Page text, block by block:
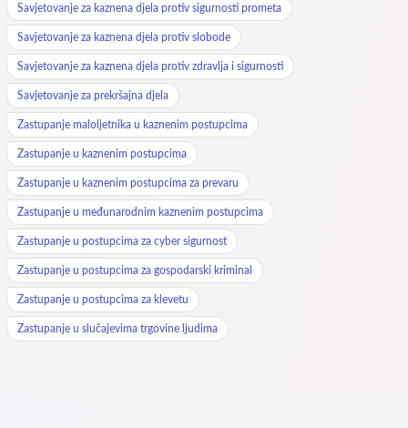
Savjetovanje za kaznena djela protiv sigurnosti prometa
Savjetovanje za kaznena djela protiv slobode
Savjetovanje za kaznena djela protiv zdravlja i sigurnosti
Savjetovanje za prekršajna djela
Zastupanje maloljetnika u kaznenim postupcima
Zastupanje u kaznenim postupcima
Zastupanje u kaznenim postupcima za prevaru
Zastupanje u međunarodnim kaznenim postupcima
Zastupanje u postupcima za cyber sigurnost
Zastupanje u postupcima za gospodarski kriminal
Zastupanje u postupcima za klevetu
Zastupanje u slučajevima trgovine ljudima